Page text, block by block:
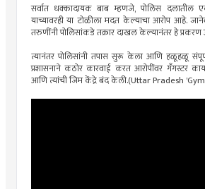
सर्वात धक्कादायक बाब म्हणजे, पोलिस दलातील
याच्यावरही या टोळीला मदत केल्याचा आरोप आहे.
तरुणींनी पोलिसांकडे तक्रार दाखल केल्यानंतर हे
त्यानंतर पोलिसांनी तपास सुरू केला आणि हळूहळू
प्रशासनाने कठोर कारवाई करत आरोपींवर गँगस्टर
आणि त्यांची जिम केंद्रे बंद केली.(Uttar Pradesh